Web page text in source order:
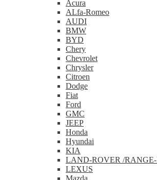
Acura
ALfa-Romeo
AUDI
BMW
BYD
Chery
Chevrolet
Chrysler
Citroen
Dodge
Fiat
Ford
GMC
JEEP
Honda
Hyundai
KIA
LAND-ROVER /
LEXUS
Mazda